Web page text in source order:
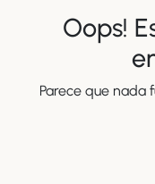
Oops!
Parece que nada